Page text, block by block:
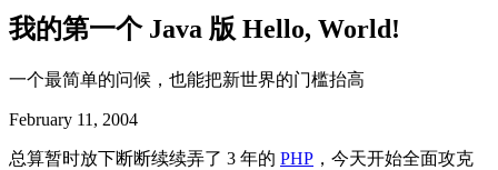
我的第一个 Java 版 Hello, World!
一个最简单的问候，也能把新世界的门槛抬高
February 11, 2004
总算暂时放下断断续续弄了 3 年的 PHP ，今天开始全面攻克